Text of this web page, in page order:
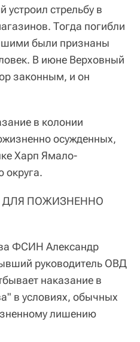
устроил стрельбу в
Тогда погибли
были признаны
В июне Верховный
законным, и он
в колонии
осужденных,
Харп Ямало-
округа.
ДЛЯ ПОЖИЗНЕННО
ФСИН Александр
руководитель ОВД
наказание в
в условиях, обычных
лишению